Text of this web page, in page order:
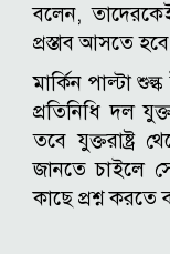
বলেন,
প্রস্তাব আসতে
মার্কিন পাল্টা
প্রতিনিধি দল
তবে যুক্তরাষ্ট্র
জানতে চাইলে
কাছে প্রশ্ন করতে